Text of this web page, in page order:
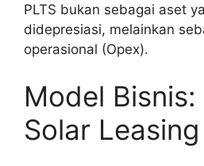
PLTS bukan sebagai aset
didepresiasi, melainkan
operasional (Opex).
Model Bisnis:
Solar Leasing